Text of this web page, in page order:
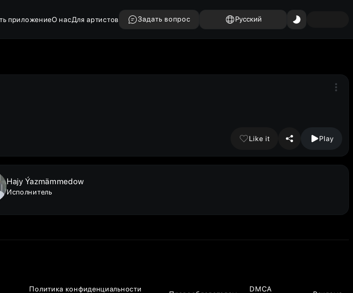
приложениеО насДля артистов Задать вопрос Русский
Like it Play
Hajy Ýazmämmedow
Исполнитель
Политика конфиденциальности
DMCA